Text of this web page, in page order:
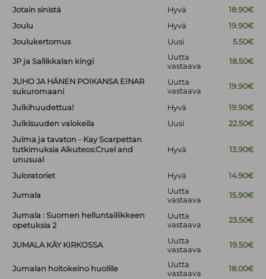
Jotain sinistä Hyvä
18.90€
Joulu
Hyvä
19.90€
Joulukertomus
Uusi 5.50€
JP ja Sallikkalan kingi
Uutta
vastaava
18.50€
JUHO JA HÄNEN POIKANSA EINAR
sukuromaani
Uutta
vastaava
19.90€
Julkihuudettua! Hyvä
19.90€
Julkisuuden valokeila
Uusi
22.50€
Julma ja tavaton - Kay Scarpettan
tutkimuksia Alkuteos:Cruel and
unusual
Hyvä 13.90€
Juloratoriet Hyvä 14.90€
Jumala
Uutta
vastaava
15.90€
Jumala : Suomen helluntailiikkeen
opetuksia 2
Uutta
vastaava
23.50€
JUMALA KÄY KIRKOSSA
Uutta
vastaava
19.50€
Jumalan hoitokeino huolille
Uutta
vastaava
18.00€